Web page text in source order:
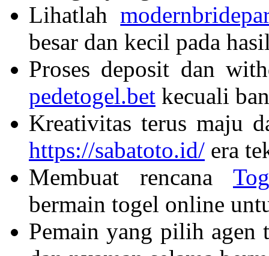
Lihatlah
besar dan kecil pada
Proses deposit dan
pedetogel.bet kecuali
Kreativitas terus maju
https://sabatoto.id/ era
Membuat rencana
bermain togel online
Pemain yang pilih